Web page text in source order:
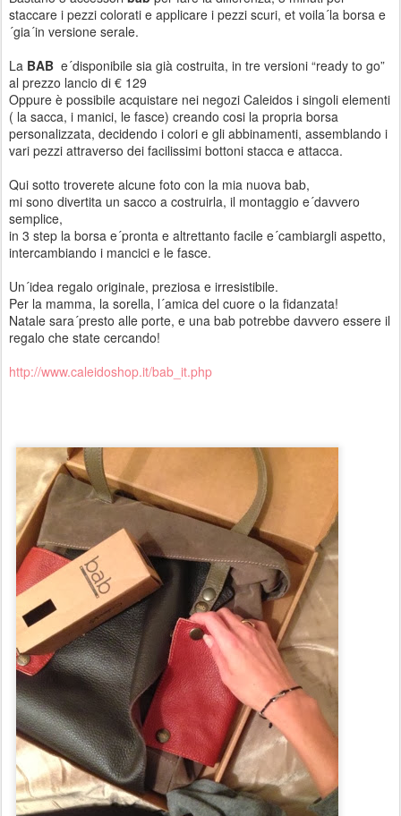
staccare i pezzi colorati e applicare i pezzi scuri, et voila´la borsa e
´gia´in versione serale.
La BAB e´disponibile sia già costruita, in tre versioni “ready to go”
al prezzo lancio di € 129
Oppure è possibile acquistare nei negozi Caleidos i singoli elementi
( la sacca, i manici, le fasce) creando cosi la propria borsa
personalizzata, decidendo i colori e gli abbinamenti, assemblando i
vari pezzi attraverso dei facilissimi bottoni stacca e attacca.
Qui sotto troverete alcune foto con la mia nuova bab,
mi sono divertita un sacco a costruirla, il montaggio e´davvero
semplice,
in 3 step la borsa e´pronta e altrettanto facile e´cambiargli aspetto,
intercambiando i mancici e le fasce.
Un´idea regalo originale, preziosa e irresistibile.
Per la mamma, la sorella, l´amica del cuore o la fidanzata!
Natale sara´presto alle porte, e una bab potrebbe davvero essere il
regalo che state cercando!
http://www.caleidoshop.it/bab_it.php